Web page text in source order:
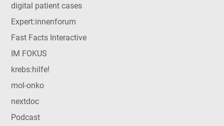
digital patient cases
Expert:innenforum
Fast Facts Interactive
IM FOKUS
krebs:hilfe!
mol-onko
nextdoc
Podcast